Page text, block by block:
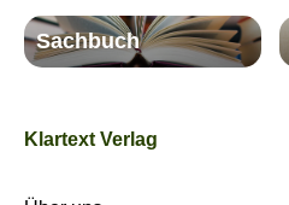
Sachbuch
Klartext Verlag